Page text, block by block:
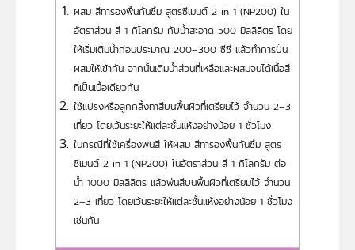
ผสม สีทารองพื้นกันซึม สูตรซีเมนต์ 2 in 1 (NP200) ใน
อัตราส่วน สี 1 กิโลกรัม กับน้ำสะอาด 500 มิลลิลิตร โดย
ให้เริ่มเติมน้ำก่อนประมาณ 200–300 ซีซี แล้วทำการปั่น
ผสมให้เข้ากัน จากนั้นเติมน้ำส่วนที่เหลือและผสมจนได้เนื้อสี
ที่เป็นเนื้อเดียวกัน
ใช้แปรงหรือลูกกลิ้งทาสีบนพื้นผิวที่เตรียมไว้ จำนวน 2–3
เที่ยว โดยเว้นระยะให้แต่ละชั้นแห้งอย่างน้อย 1 ชั่วโมง
ในกรณีที่ใช้เครื่องพ่นสี ให้ผสม สีทารองพื้นกันซึม สูตร
ซีเมนต์ 2 in 1 (NP200) ในอัตราส่วน สี 1 กิโลกรัม ต่อ
น้ำ 1000 มิลลิลิตร แล้วพ่นสีบนพื้นผิวที่เตรียมไว้ จำนวน
2–3 เที่ยว โดยเว้นระยะให้แต่ละชั้นแห้งอย่างน้อย 1 ชั่วโมง
เช่นกัน